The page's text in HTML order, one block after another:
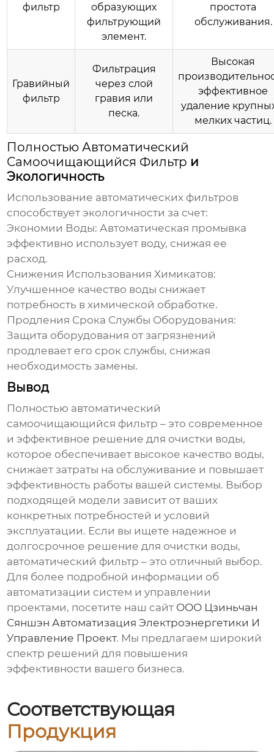
фильтр
образующих
фильтрующий
элемент.
простота
обслуживания.
Гравийный
фильтр
Фильтрация
через слой
гравия или
песка.
Высокая
эффективное
удаление
мелких частиц.
Полностью Автоматический
Самоочищающийся Фильтр и
Экологичность
Использование автоматических фильтров
способствует экологичности за счет:
Экономии Воды: Автоматическая промывка
эффективно использует воду, снижая ее
расход.
Снижения Использования Химикатов:
Улучшенное качество воды снижает
потребность в химической обработке.
Продления Срока Службы Оборудования:
Защита оборудования от загрязнений
продлевает его срок службы, снижая
необходимость замены.
Вывод
Полностью автоматический
самоочищающийся фильтр – это современное
и эффективное решение для очистки воды,
которое обеспечивает высокое качество воды,
снижает затраты на обслуживание и повышает
эффективность работы вашей системы. Выбор
подходящей модели зависит от ваших
конкретных потребностей и условий
эксплуатации. Если вы ищете надежное и
долгосрочное решение для очистки воды,
автоматический фильтр – это отличный выбор.
Для более подробной информации об
автоматизации систем и управлении
проектами, посетите наш сайт ООО Цзиньчан
Сяншэн Автоматизация Электроэнергетики И
Управление Проект. Мы предлагаем широкий
спектр решений для повышения
эффективности вашего бизнеса.
Соответствующая
Продукция